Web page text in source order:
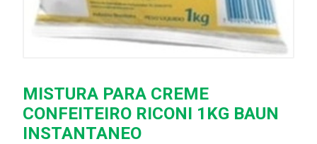
MISTURA PARA CREME
CONFEITEIRO RICONI 1KG BAUN
INSTANTANEO